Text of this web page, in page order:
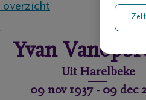
overzicht
Yvan
Uit Harelbeke
09 nov 1937- 09 dec